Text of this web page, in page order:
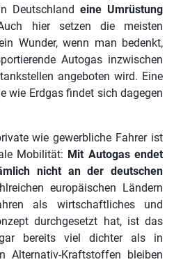
Deutschland eine Umrüstung
hier setzen die meisten
Wunder, wenn man bedenkt,
Autogas inzwischen
angeboten wird. Eine
wie Erdgas findet sich dagegen
wie gewerbliche Fahrer ist
Mobilität: Mit Autogas endet
nicht an der deutschen
europäischen Ländern
als wirtschaftliches und
durchgesetzt hat, ist das
bereits viel dichter als in
Alternativ-Kraftstoffen bleiben